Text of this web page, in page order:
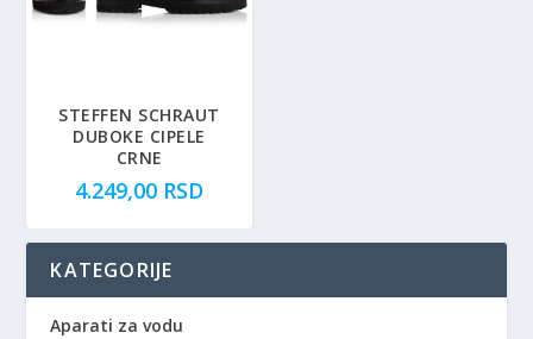
STEFFEN SCHRAUT
DUBOKE CIPELE
CRNE
4.249,00 RSD
KATEGORIJE
Aparati za vodu